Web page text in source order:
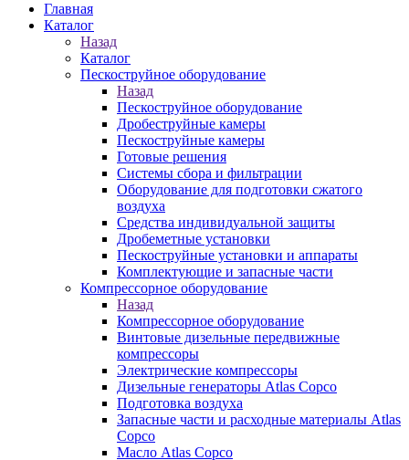
Главная
Каталог
Назад
Каталог
Пескоструйное оборудование
Назад
Пескоструйное оборудование
Дробеструйные камеры
Пескоструйные камеры
Готовые решения
Системы сбора и фильтрации
Оборудование для подготовки сжатого
воздуха
Средства индивидуальной защиты
Дробеметные установки
Пескоструйные установки и аппараты
Комплектующие и запасные части
Компрессорное оборудование
Назад
Компрессорное оборудование
Винтовые дизельные передвижные
компрессоры
Электрические компрессоры
Дизельные генераторы Atlas Copco
Подготовка воздуха
Запасные части и расходные материалы Atlas
Copco
Масло Atlas Copco